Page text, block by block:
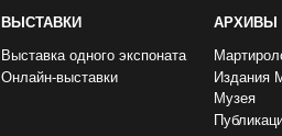
ВЫСТАВКИ
Выставка одного экспоната
Онлайн-выставки
АРХИВЫ
Издания
Музея